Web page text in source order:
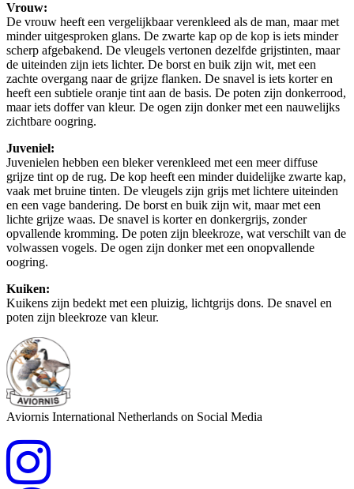
Vrouw:
De vrouw heeft een vergelijkbaar verenkleed als de man, maar met
minder uitgesproken glans. De zwarte kap op de kop is iets minder
scherp afgebakend. De vleugels vertonen dezelfde grijstinten, maar
de uiteinden zijn iets lichter. De borst en buik zijn wit, met een
zachte overgang naar de grijze flanken. De snavel is iets korter en
heeft een subtiele oranje tint aan de basis. De poten zijn donkerrood,
maar iets doffer van kleur. De ogen zijn donker met een nauwelijks
zichtbare oogring.
Juveniel:
Juvenielen hebben een bleker verenkleed met een meer diffuse
grijze tint op de rug. De kop heeft een minder duidelijke zwarte kap,
vaak met bruine tinten. De vleugels zijn grijs met lichtere uiteinden
en een vage bandering. De borst en buik zijn wit, maar met een
lichte grijze waas. De snavel is korter en donkergrijs, zonder
opvallende kromming. De poten zijn bleekroze, wat verschilt van de
volwassen vogels. De ogen zijn donker met een onopvallende
oogring.
Kuiken:
Kuikens zijn bedekt met een pluizig, lichtgrijs dons. De snavel en
poten zijn bleekroze van kleur.
Aviornis International Netherlands on Social Media